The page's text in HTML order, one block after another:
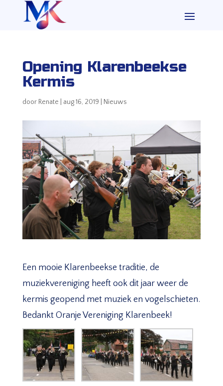
Opening Klarenbeekse
Kermis
door Renate aug 16, 2019 Nieuws
Een mooie Klarenbeekse traditie, de
muziekvereniging heeft ook dit jaar weer de
kermis geopend met muziek en vogelschieten.
Bedankt Oranje Vereniging Klarenbeek!